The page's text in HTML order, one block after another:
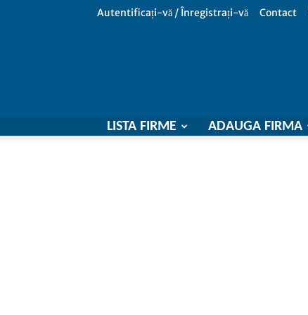
Autentificați-vă / Înregistrați-vă Contact
LISTA FIRME ADAUGA FIRMA